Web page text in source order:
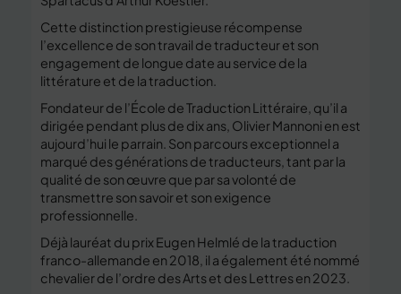
Cette distinction prestigieuse récompense
l’excellence de son travail de traducteur et son
engagement de longue date au service de la
littérature et de la traduction.
Fondateur de l’École de Traduction Littéraire, qu’il a
dirigée pendant plus de dix ans, Olivier Mannoni en est
aujourd’hui le parrain. Son parcours exceptionnel a
marqué des générations de traducteurs, tant par la
qualité de son œuvre que par sa volonté de
transmettre son savoir et son exigence
professionnelle.
Déjà lauréat du prix Eugen Helmlé de la traduction
franco-allemande en 2018, il a également été nommé
chevalier de l’ordre des Arts et des Lettres en 2023.